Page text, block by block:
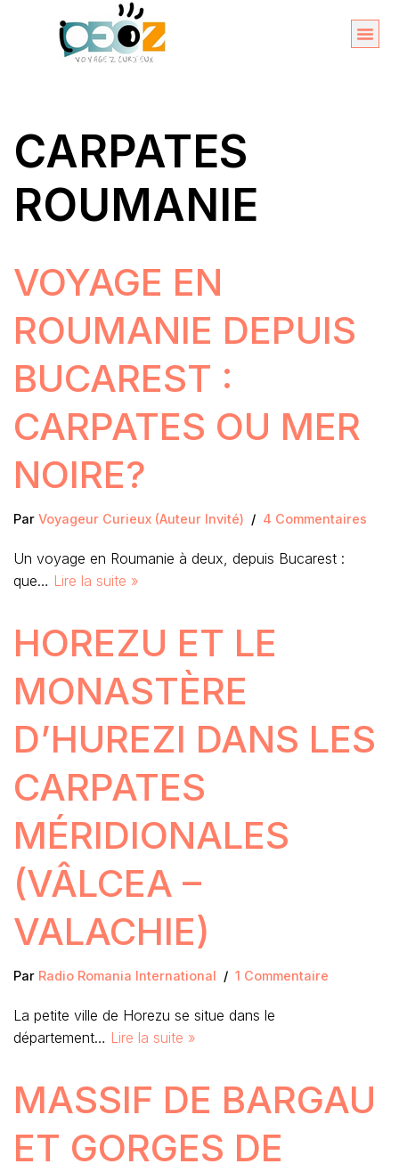
CARPATES
ROUMANIE
VOYAGE EN
ROUMANIE DEPUIS
BUCAREST :
CARPATES OU MER
NOIRE?
Par Voyageur Curieux (Auteur Invité) 4 Commentaires
Un voyage en Roumanie à deux, depuis Bucarest :
que… Lire la suite »
HOREZU ET LE
MONASTÈRE
D’HUREZI DANS LES
CARPATES
MÉRIDIONALES
(VÂLCEA –
VALACHIE)
Par Radio Romania International 1 Commentaire
La petite ville de Horezu se situe dans le
département… Lire la suite »
MASSIF DE BARGAU
ET GORGES DE